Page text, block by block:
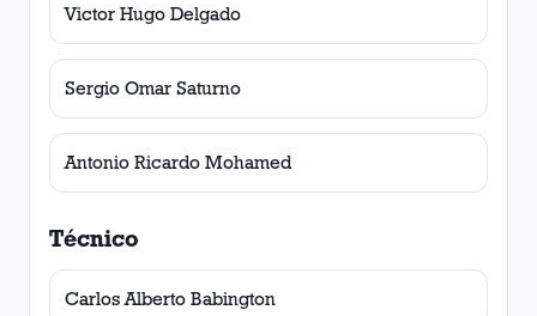
Victor Hugo Delgado
Sergio Omar Saturno
Antonio Ricardo Mohamed
Técnico
Carlos Alberto Babington